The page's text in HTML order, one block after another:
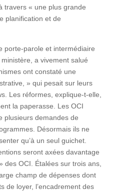
travers « une plus grande
planification et de
porte-parole et intermédiaire
a vivement salué
ont constaté une
» qui pesait sur leurs
Les réformes, explique-t-elle,
la paperasse. Les OCI
plusieurs demandes de
Désormais ils ne
qu’à un seul guichet.
seront axées davantage
des OCI. Étalées sur trois ans,
champ de dépenses dont
de loyer, l’encadrement des